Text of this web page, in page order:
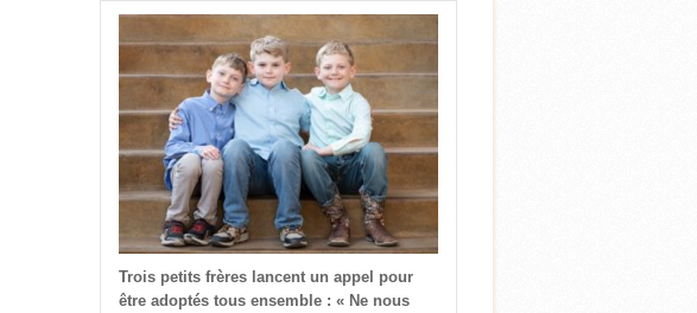
Trois petits frères lancent un appel pour
être adoptés tous ensemble : « Ne nous